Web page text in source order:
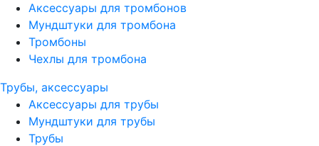
Аксессуары для тромбонов
Мундштуки для тромбона
Тромбоны
Чехлы для тромбона
Трубы, аксессуары
Аксессуары для трубы
Мундштуки для трубы
Трубы